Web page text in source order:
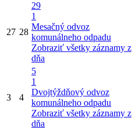
27 28
29
1
Mesačný odvoz
komunálneho odpadu
Zobraziť všetky záznamy z
dňa
3 4
5
1
Dvojtýždňový odvoz
komunálneho odpadu
Zobraziť všetky záznamy z
dňa